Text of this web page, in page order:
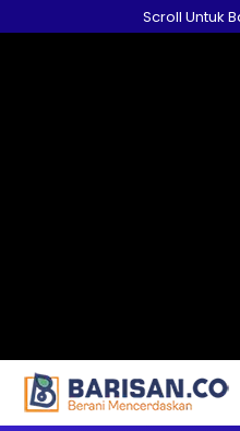
ke
Scroll Untuk